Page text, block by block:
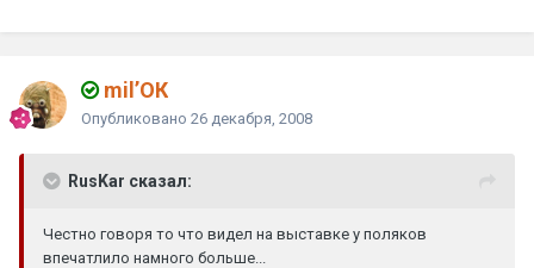
mil’ОК
Опубликовано 26 декабря, 2008
RusKar сказал:
Честно говоря то что видел на выставке у поляков
впечатлило намного больше...